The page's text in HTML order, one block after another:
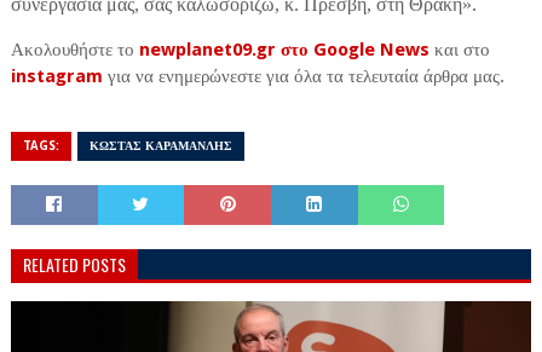
συνεργασία μας, σας καλωσορίζω, κ. Πρέσβη, στη Θράκη».
Ακολουθήστε το newplanet09.gr στο Google News και στο
instagram για να ενημερώνεστε για όλα τα τελευταία άρθρα μας.
TAGS: ΚΩΣΤΑΣ ΚΑΡΑΜΑΝΛΗΣ
RELATED POSTS